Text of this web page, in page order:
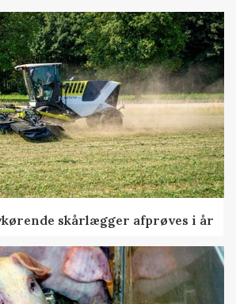
skårlægger afprøves i år